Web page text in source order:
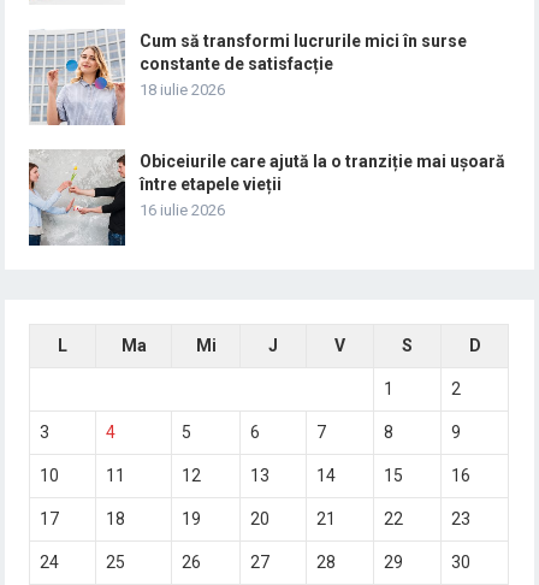
Cum să transformi lucrurile mici în surse
constante de satisfacție
18 iulie 2026
Obiceiurile care ajută la o tranziție mai ușoară
între etapele vieții
16 iulie 2026
L Ma Mi J V S D
1 2
3 4 5 6 7 8 9
10 11 12 13 14 15 16
17 18 19 20 21 22 23
24 25 26 27 28 29 30